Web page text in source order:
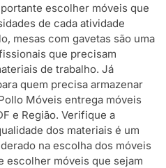
escolher móveis que
de cada atividade
mesas com gavetas são uma
que precisam
de trabalho. Já
quem precisa armazenar
Móveis entrega móveis
e Região. Verifique a
dos materiais é um
na escolha dos móveis
escolher móveis que sejam